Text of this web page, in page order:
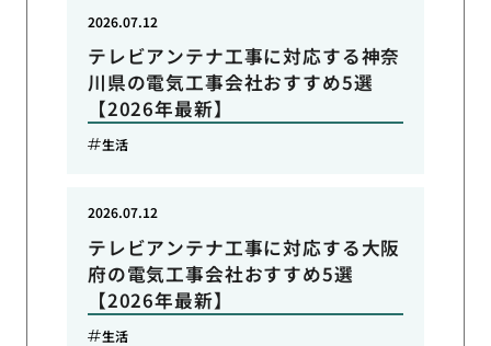
テレビアンテナ工事に対応する神奈
川県の電気工事会社おすすめ5選
【2026年最新】
2026.07.12
生活
テレビアンテナ工事に対応する大阪
府の電気工事会社おすすめ5選
【2026年最新】
2026.07.12
生活